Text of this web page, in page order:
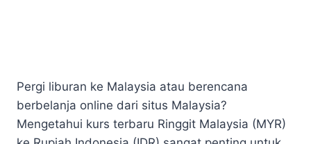
Pergi liburan ke Malaysia atau berencana
berbelanja online dari situs Malaysia?
Mengetahui kurs terbaru Ringgit Malaysia (MYR)